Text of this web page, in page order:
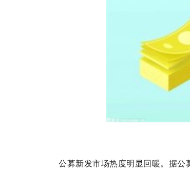
公募新发市场热度明显回暖。据